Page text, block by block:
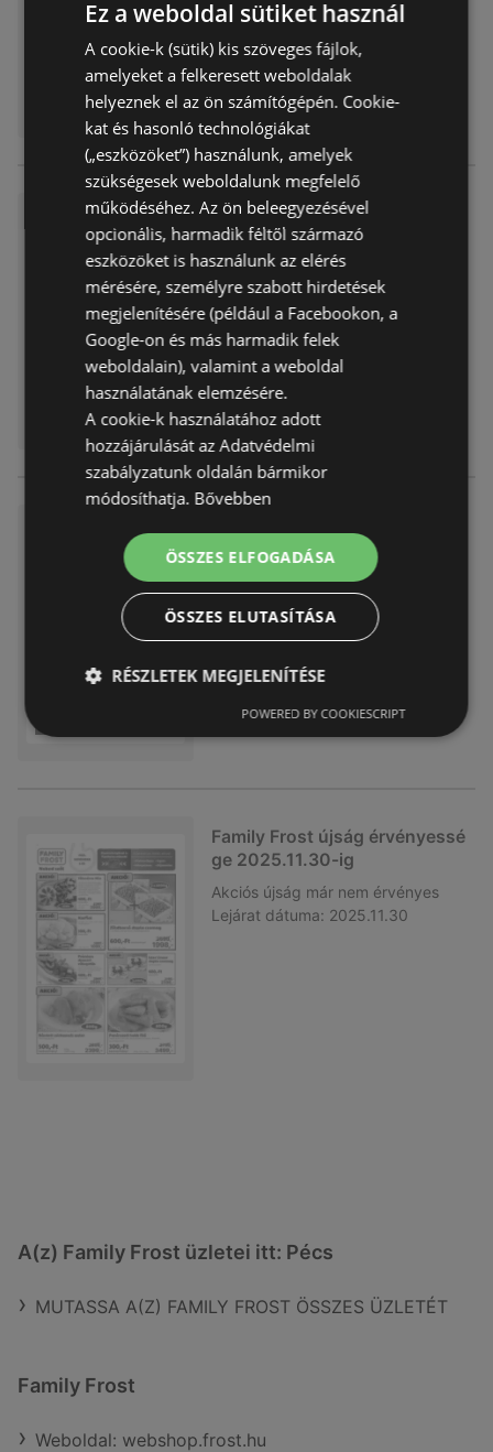
Family Frost újság érvényessé
ge 2026.01.31-ig
Akciós újság már nem érvényes
Lejárat dátuma: 2026.01.31
ge 2025.12.21-ig
Akciós újság már nem érvényes
2025.12.21
Family Frost újság érvényessé
ge 2025.11.30-ig
Akciós újság már nem érvényes
Lejárat dátuma: 2025.11.30
A(z) Family Frost üzletei itt: Pécs
MUTASSA A(Z) FAMILY FROST ÖSSZES ÜZLETÉT
Family Frost
Weboldal: webshop.frost.hu
Ez a weboldal sütiket használ
A cookie-k (sütik) kis szöveges fájlok,
amelyeket a felkeresett weboldalak
helyeznek el az ön számítógépén. Cookie-
kat és hasonló technológiákat
(„eszközöket”) használunk, amelyek
szükségesek weboldalunk megfelelő
működéséhez. Az ön beleegyezésével
opcionális, harmadik féltől származó
eszközöket is használunk az elérés
mérésére, személyre szabott hirdetések
megjelenítésére (például a Facebookon, a
Google-on és más harmadik felek
weboldalain), valamint a weboldal
használatának elemzésére.
A cookie-k használatához adott
hozzájárulását az Adatvédelmi
szabályzatunk oldalán bármikor
módosíthatja. Bővebben
ÖSSZES ELFOGADÁSA
ÖSSZES ELUTASÍTÁSA
RÉSZLETEK MEGJELENÍTÉSE
POWERED BY COOKIESCRIPT